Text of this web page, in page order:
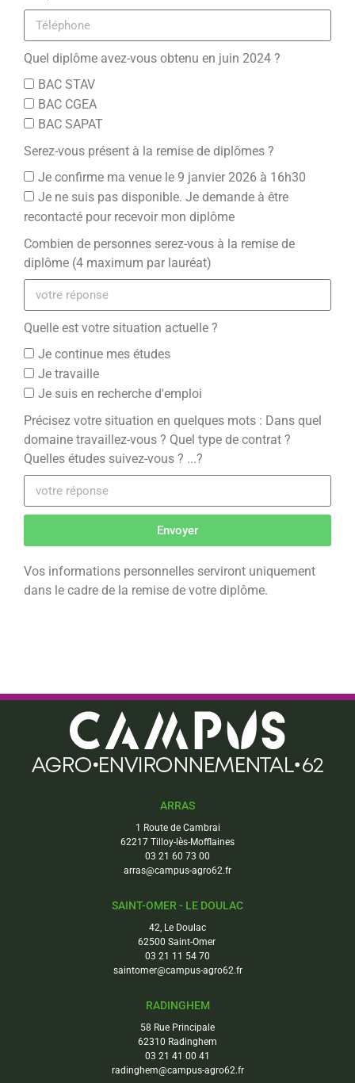
Quel diplôme avez-vous obtenu en juin 2024 ?
BAC STAV
BAC CGEA
BAC SAPAT
Serez-vous présent à la remise de diplômes ?
Je confirme ma venue le 9 janvier 2026 à 16h30
Je ne suis pas disponible. Je demande à être
recontacté pour recevoir mon diplôme
Combien de personnes serez-vous à la remise de
diplôme (4 maximum par lauréat)
Quelle est votre situation actuelle ?
Je continue mes études
Je travaille
Je suis en recherche d'emploi
Précisez votre situation en quelques mots : Dans quel
domaine travaillez-vous ? Quel type de contrat ?
Quelles études suivez-vous ? ...?
Envoyer
Vos informations personnelles serviront uniquement
dans le cadre de la remise de votre diplôme.
ARRAS
1 Route de Cambrai
62217 Tilloy-lès-Mofflaines
03 21 60 73 00
arras@campus-agro62.fr
SAINT-OMER - LE DOULAC
42, Le Doulac
62500 Saint-Omer
03 21 11 54 70
saintomer@campus-agro62.fr
RADINGHEM
58 Rue Principale
62310 Radinghem
03 21 41 00 41
radinghem@campus-agro62.fr